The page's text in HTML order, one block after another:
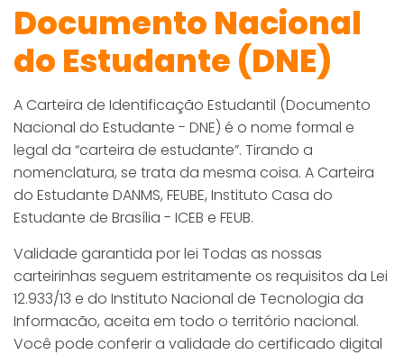
Documento Nacional
do Estudante (DNE)
A Carteira de Identificação Estudantil (Documento
Nacional do Estudante - DNE) é o nome formal e
legal da “carteira de estudante”. Tirando a
nomenclatura, se trata da mesma coisa. A Carteira
do Estudante DANMS, FEUBE, Instituto Casa do
Estudante de Brasília - ICEB e FEUB.
Validade garantida por lei Todas as nossas
carteirinhas seguem estritamente os requisitos da Lei
12.933/13 e do Instituto Nacional de Tecnologia da
Informacão, aceita em todo o território nacional.
Você pode conferir a validade do certificado digital